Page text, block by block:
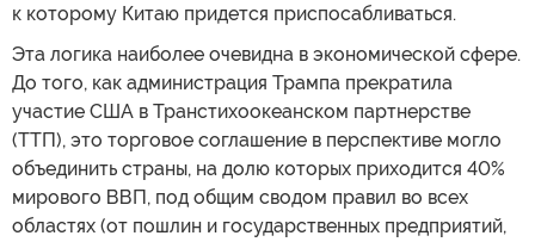
к которому Китаю придется приспосабливаться.
Эта логика наиболее очевидна в экономической сфере.
До того, как администрация Трампа прекратила
участие США в Транстихоокеанском партнерстве
(ТТП), это торговое соглашение в перспективе могло
объединить страны, на долю которых приходится 40%
мирового ВВП, под общим сводом правил во всех
областях (от пошлин и государственных предприятий,